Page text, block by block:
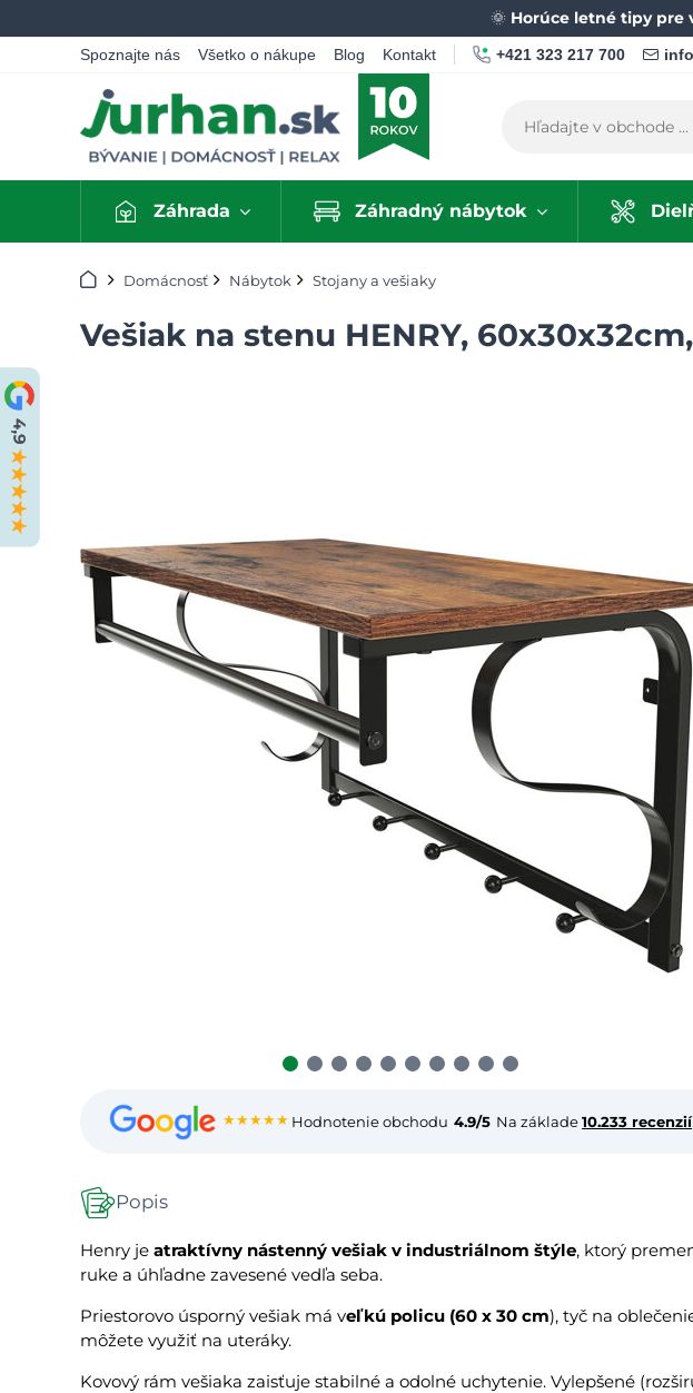
🌞 Horúce letné tipy pre
Spoznajte nás Všetko o nákupe Blog Kontakt +421 323 217 700
Záhrada Záhradný nábytok
Úvod Domácnosť Nábytok Stojany a vešiaky
Vešiak na stenu HENRY,
★★★★★ Hodnotenie obchodu 4.9/5 Na základe10.233 recenzií
Popis
Henry je atraktívny nástenný vešiak v industriálnom štýle, ktorý
ruke a úhľadne zavesené vedľa seba.
Priestorovo úsporný vešiak má veľkú policu (60 x 30 cm), tyč na
môžete využiť na uteráky.
Kovový rám vešiaka zaisťuje stabilné a odolné uchytenie. Vylepšené